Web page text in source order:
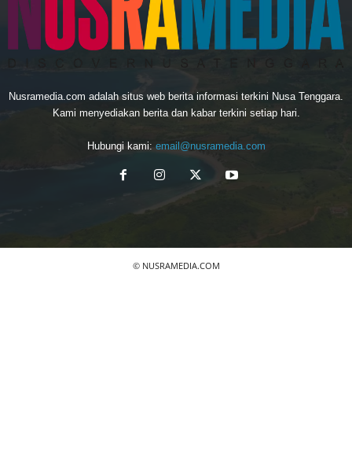
Nusramedia.com adalah situs web berita informasi terkini Nusa Tenggara.
Kami menyediakan berita dan kabar terkini setiap hari.
Hubungi kami: email@nusramedia.com
© NUSRAMEDIA.COM